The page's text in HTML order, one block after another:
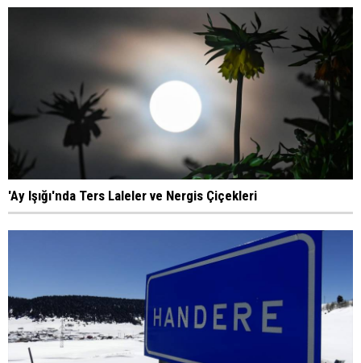
'Ay Işığı'nda Ters Laleler ve Nergis Çiçekleri